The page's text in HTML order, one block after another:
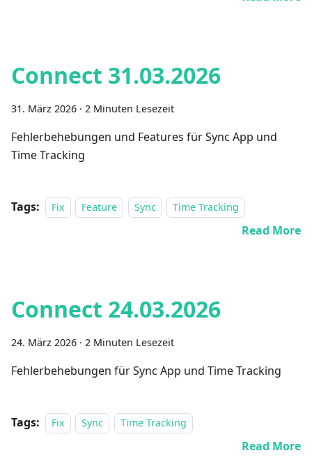
Connect 31.03.2026
31. März 2026 · 2 Minuten Lesezeit
Fehlerbehebungen und Features für Sync App und
Time Tracking
Tags: Fix Feature Sync Time Tracking
Read More
Connect 24.03.2026
24. März 2026 · 2 Minuten Lesezeit
Fehlerbehebungen für Sync App und Time Tracking
Tags: Fix Sync Time Tracking
Read More